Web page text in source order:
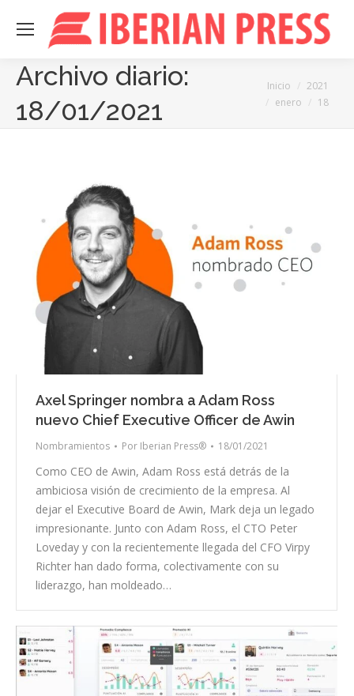
Archivo diario:
18/01/2021
Estás aquí:
Inicio
2021
enero
18
Axel Springer nombra a Adam Ross
nuevo Chief Executive Officer de Awin
Nombramientos Por Iberian Press® 18/01/2021
Como CEO de Awin, Adam Ross está detrás de la
ambiciosa visión de crecimiento de la empresa. Al
dejar el Executive Board de Awin, Mark deja un legado
impresionante. Junto con Adam Ross, el CTO Peter
Loveday y con la recientemente llegada del CFO Virpy
Richter han dado forma, colectivamente con su
liderazgo, han moldeado…